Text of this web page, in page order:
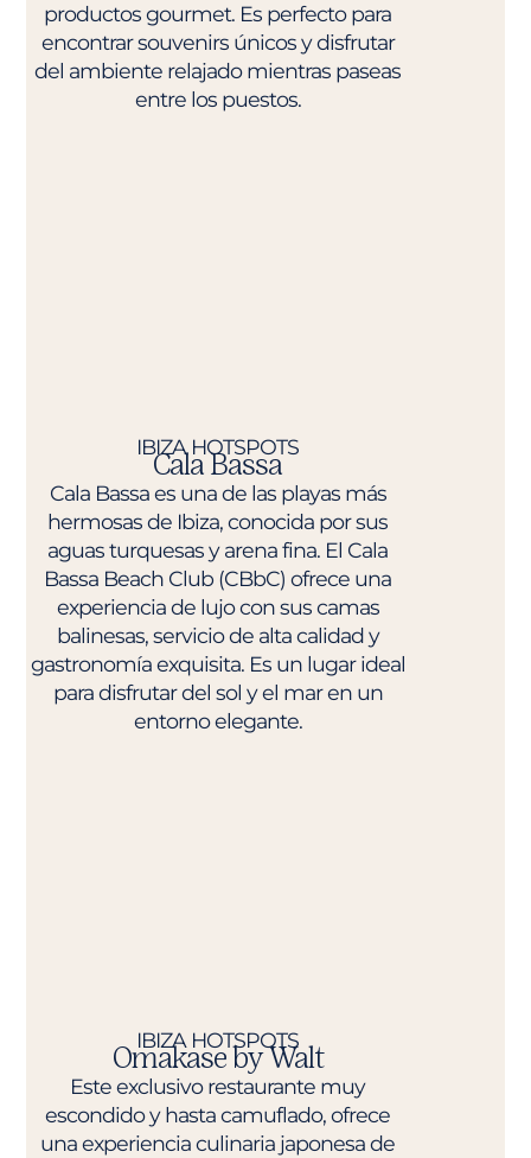
productos gourmet. Es perfecto para
encontrar souvenirs únicos y disfrutar
del ambiente relajado mientras paseas
entre los puestos.
IBIZA HOTSPOTS
Cala Bassa
Cala Bassa es una de las playas más
hermosas de Ibiza, conocida por sus
aguas turquesas y arena fina. El Cala
Bassa Beach Club (CBbC) ofrece una
experiencia de lujo con sus camas
balinesas, servicio de alta calidad y
gastronomía exquisita. Es un lugar ideal
para disfrutar del sol y el mar en un
entorno elegante.
IBIZA HOTSPOTS
Omakase by Walt
Este exclusivo restaurante muy
escondido y hasta camuflado, ofrece
una experiencia culinaria japonesa de